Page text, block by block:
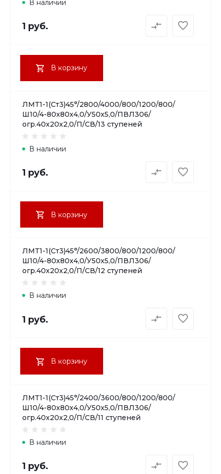
В наличии
1 руб.
В корзину
ЛМТ1-1(Ст3)45°/2800/4000/800/1200/800/
Ш10/4-80х80х4,0/У50х5,0/ПВЛ306/
огр.40х20х2,0/П/СВ/13 ступеней
В наличии
1 руб.
В корзину
ЛМТ1-1(Ст3)45°/2600/3800/800/1200/800/
Ш10/4-80х80х4,0/У50х5,0/ПВЛ306/
огр.40х20х2,0/П/СВ/12 ступеней
В наличии
1 руб.
В корзину
ЛМТ1-1(Ст3)45°/2400/3600/800/1200/800/
Ш10/4-80х80х4,0/У50х5,0/ПВЛ306/
огр.40х20х2,0/П/СВ/11 ступеней
В наличии
1 руб.